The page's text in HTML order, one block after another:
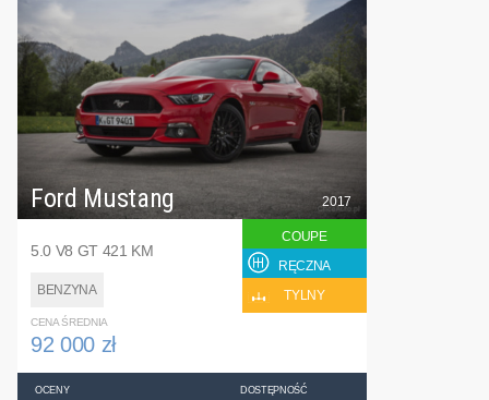
Ford Mustang
5.0 V8 GT 421 KM
BENZYNA
2017
COUPE
RĘCZNA
TYLNY
CENA ŚREDNIA
92 000 zł
OCENY DOSTĘPNOŚĆ